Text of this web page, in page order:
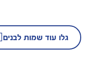
גלו עוד שמות לבנים